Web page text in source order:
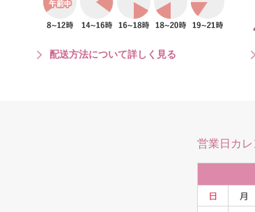
配送方法について詳しく見る
営業日カレ
日 月